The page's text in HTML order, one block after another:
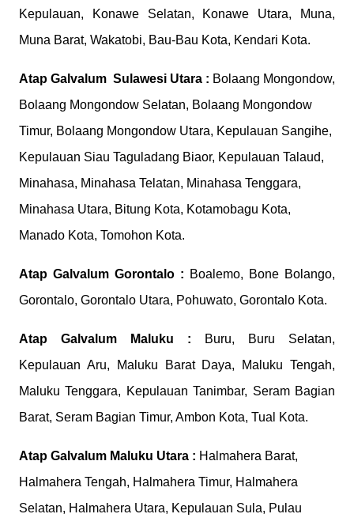
Kepulauan, Konawe Selatan, Konawe Utara, Muna,
Muna Barat, Wakatobi, Bau-Bau Kota, Kendari Kota.
Atap Galvalum Sulawesi Utara : Bolaang Mongondow,
Bolaang Mongondow Selatan, Bolaang Mongondow
Timur, Bolaang Mongondow Utara, Kepulauan Sangihe,
Kepulauan Siau Taguladang Biaor, Kepulauan Talaud,
Minahasa, Minahasa Telatan, Minahasa Tenggara,
Minahasa Utara, Bitung Kota, Kotamobagu Kota,
Manado Kota, Tomohon Kota.
Atap Galvalum Gorontalo : Boalemo, Bone Bolango,
Gorontalo, Gorontalo Utara, Pohuwato, Gorontalo Kota.
Atap Galvalum Maluku :
Buru, Buru Selatan,
Kepulauan Aru, Maluku Barat Daya, Maluku Tengah,
Maluku Tenggara, Kepulauan Tanimbar, Seram Bagian
Barat, Seram Bagian Timur, Ambon Kota, Tual Kota.
Atap Galvalum Maluku Utara : Halmahera Barat,
Halmahera Tengah, Halmahera Timur, Halmahera
Selatan, Halmahera Utara, Kepulauan Sula, Pulau